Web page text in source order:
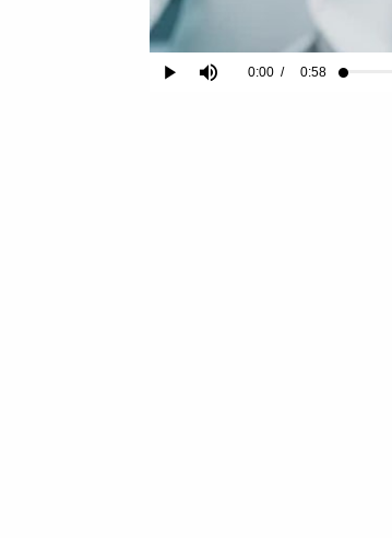
Play Mute Current
0:00 / Duration
0:58